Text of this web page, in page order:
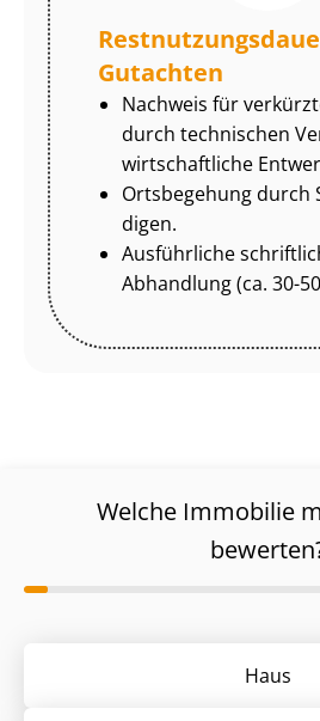
Gutachten
Nachweis für
durch technischen
wirtschaftliche
Ortsbegehung durch
di­gen.
Ausführliche
Abhandlung (ca. 30-
Welche Immobilie
Haus